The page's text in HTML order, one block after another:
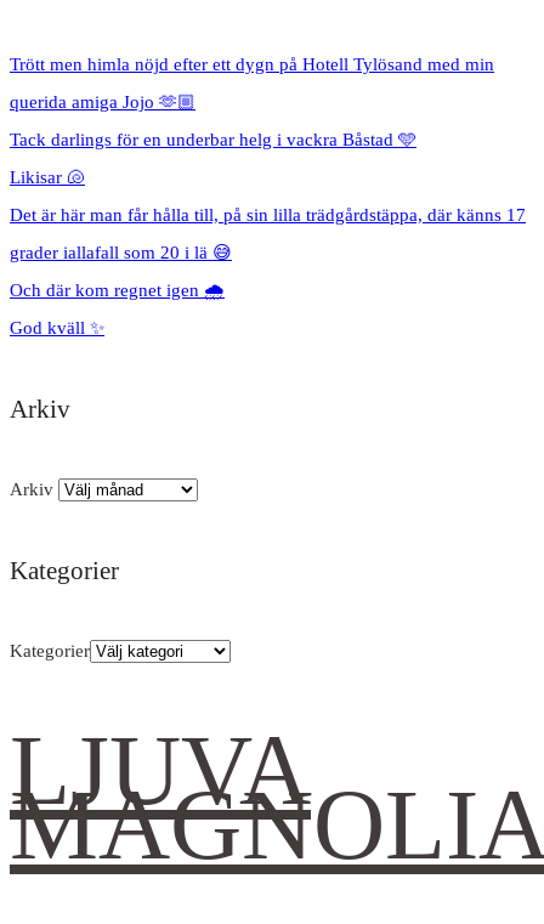
Trött men himla nöjd efter ett dygn på Hotell Tylösand med min
querida amiga Jojo 🫶🏼
Tack darlings för en underbar helg i vackra Båstad 🩵
Likisar 🐚
Det är här man får hålla till, på sin lilla trädgårdstäppa, där känns 17
grader iallafall som 20 i lä 😅
Och där kom regnet igen 🌧️
God kväll ✨
Arkiv
Arkiv
Kategorier
Kategorier
LJUVA